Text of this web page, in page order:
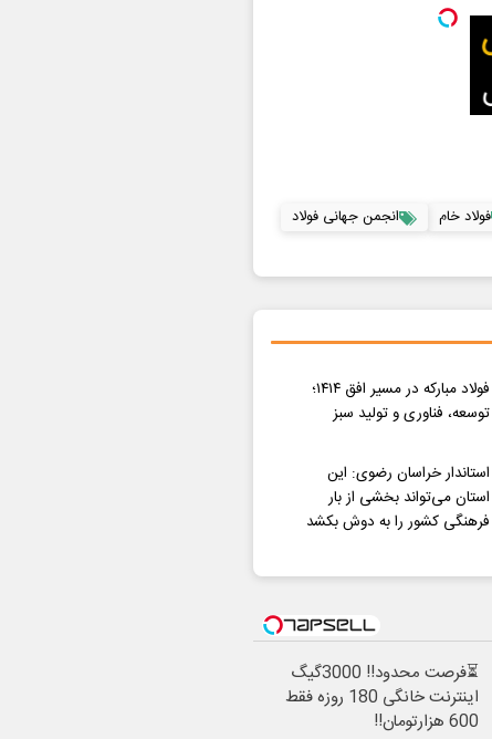
فولاد خام
انجمن جهانی فولاد
فولاد مبارکه در مسیر افق ۱۴۱۴؛
توسعه، فناوری و تولید سبز
استاندار خراسان رضوی: این
استان می‌تواند بخشی از بار
فرهنگی کشور را به دوش بکشد
⏳فرصت محدود!! 3000گیگ
اینترنت خانگی 180 روزه فقط
600 هزارتومان!!